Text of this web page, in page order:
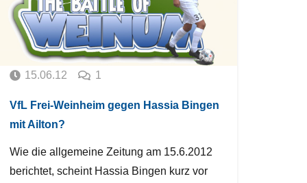
15.06.12 1
VfL Frei-Weinheim gegen Hassia Bingen
mit Ailton?
Wie die allgemeine Zeitung am 15.6.2012
berichtet, scheint Hassia Bingen kurz vor